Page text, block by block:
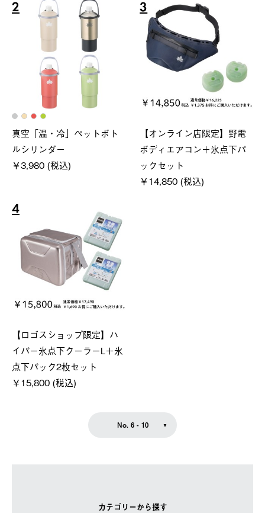
カテゴリーから探す
2
真空「温・冷」ペットボト
ルシリンダー
￥3,980 (税込)
3
【オンライン店限定】野電
ボディエアコン＋氷点下パ
ックセット
￥14,850 (税込)
4
【ロゴスショップ限定】ハ
イパー氷点下クーラーL＋氷
点下パック2枚セット
￥15,800 (税込)
No. 6 - 10